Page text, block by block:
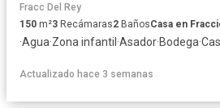
Fracc Del Rey
150 m²3 Recámaras2 BañosCasa en
·Agua·Zona infantil·Asador·Bodega·
Actualizado hace 3 semanas